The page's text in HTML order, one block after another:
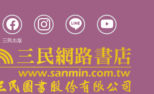
三民出版